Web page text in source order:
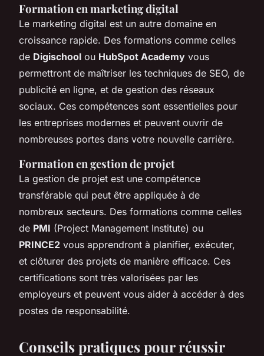
Formation en marketing digital
Le marketing digital est un autre domaine en
croissance rapide. Des formations comme celles
de Digischool ou HubSpot Academy vous
permettront de maîtriser les techniques de SEO, de
publicité en ligne, et de gestion des réseaux
sociaux. Ces compétences sont essentielles pour
les entreprises modernes et peuvent ouvrir de
nombreuses portes dans votre nouvelle carrière.
Formation en gestion de projet
La gestion de projet est une compétence
transférable qui peut être appliquée à de
nombreux secteurs. Des formations comme celles
de PMI (Project Management Institute) ou
PRINCE2 vous apprendront à planifier, exécuter,
et clôturer des projets de manière efficace. Ces
certifications sont très valorisées par les
employeurs et peuvent vous aider à accéder à des
postes de responsabilité.
Conseils pratiques pour réussir